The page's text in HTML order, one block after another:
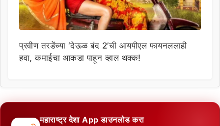
प्रवीण तरडेंच्या ‘देऊळ बंद 2’ची आयपीएल फायनललाही
हवा, कमाईचा आकडा पाहून व्हाल थक्क!
महाराष्ट्र देशा App डाउनलोड करा